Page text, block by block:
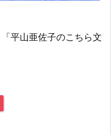
平山亜佐子のこちら文